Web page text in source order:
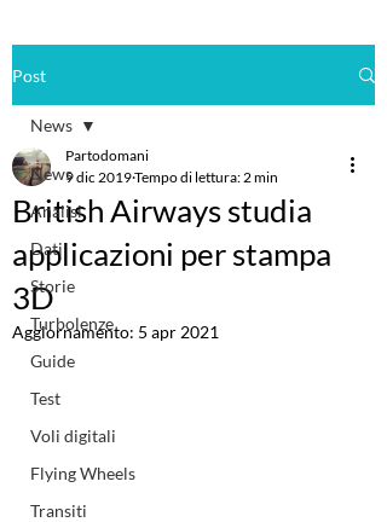
Post
News
Analisi
Dati
Storie
Turbolenze
Guide
Test
Voli digitali
Flying Wheels
Transiti
News
British Airways studia
applicazioni per stampa
3D
Partodomani
9 dic 2019Tempo di lettura: 2 min
Aggiornamento: 5 apr 2021